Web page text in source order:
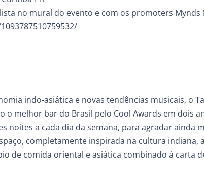
no mural do evento e com os promoters Mynds
indo-asiática e novas tendências musicais, o
o melhor bar do Brasil pelo Cool Awards em dois
noites a cada dia da semana, para agradar ainda
completamente inspirada na cultura indiana,
de comida oriental e asiática combinado à carta